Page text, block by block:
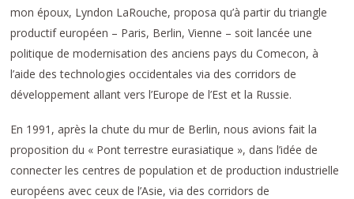
mon époux, Lyndon LaRouche, proposa qu’à partir du triangle
productif européen – Paris, Berlin, Vienne – soit lancée une
politique de modernisation des anciens pays du Comecon, à
l’aide des technologies occidentales via des corridors de
développement allant vers l’Europe de l’Est et la Russie.
En 1991, après la chute du mur de Berlin, nous avions fait la
proposition du « Pont terrestre eurasiatique », dans l’idée de
connecter les centres de population et de production industrielle
européens avec ceux de l’Asie, via des corridors de